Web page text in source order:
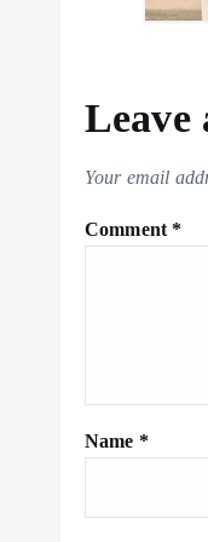
Leave
Your email
Comment *
Name *